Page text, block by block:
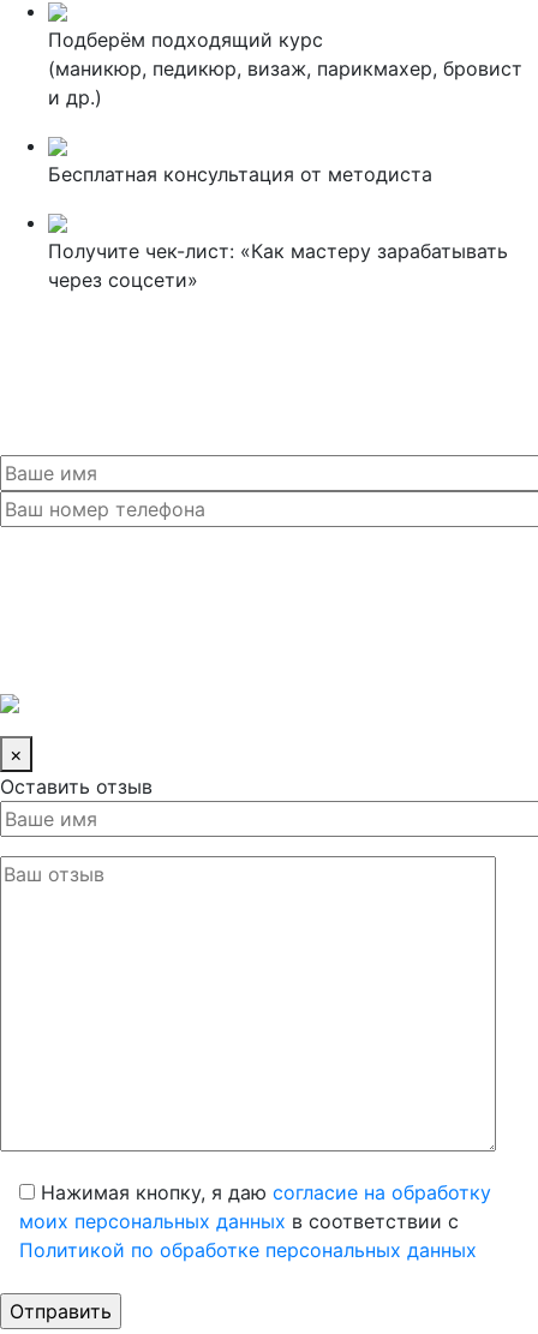
Подберём подходящий курс
(маникюр, педикюр, визаж, парикмахер, бровист
и др.)
Бесплатная консультация от методиста
Получите чек-лист: «Как мастеру зарабатывать
через соцсети»
×
Оставить отзыв
Нажимая кнопку, я даю согласие на обработку
моих персональных данных в соответствии с
Политикой по обработке персональных данных